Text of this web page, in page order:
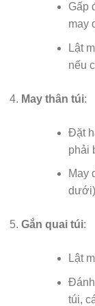
Gấp
may
Lật
nếu
May thân túi:
Đặt
phải
May
Gắn quai túi:
Lật
Đánh
túi,